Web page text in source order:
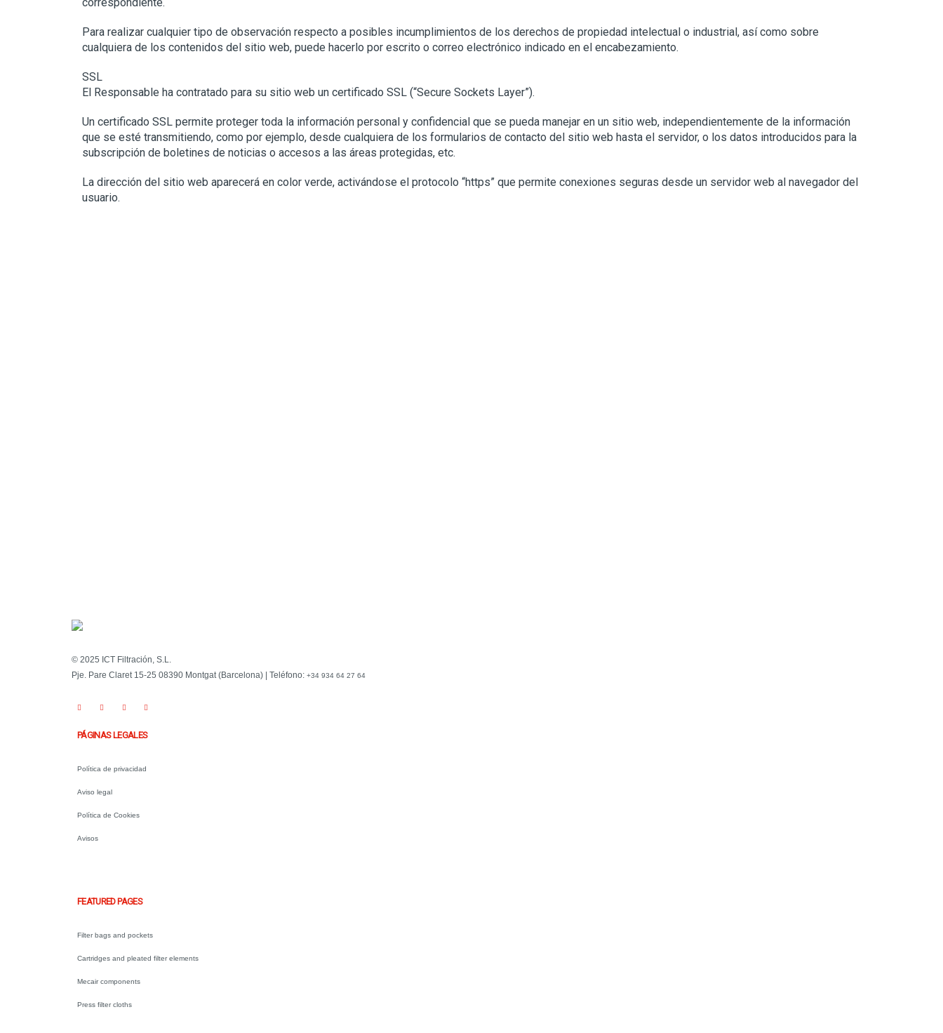
Para realizar cualquier tipo de observación respecto a posibles incumplimientos de los derechos de propiedad intelectual o industrial, así como sobre
cualquiera de los contenidos del sitio web, puede hacerlo por escrito o correo electrónico indicado en el encabezamiento.
SSL
El Responsable ha contratado para su sitio web un certificado SSL (“Secure Sockets Layer”).
Un certificado SSL permite proteger toda la información personal y confidencial que se pueda manejar en un sitio web, independientemente de la información
que se esté transmitiendo, como por ejemplo, desde cualquiera de los formularios de contacto del sitio web hasta el servidor, o los datos introducidos para la
subscripción de boletines de noticias o accesos a las áreas protegidas, etc.
La dirección del sitio web aparecerá en color verde, activándose el protocolo “https” que permite conexiones seguras desde un servidor web al navegador del
usuario.
© 2025 ICT Filtración, S.L.
Pje. Pare Claret 15-25 08390 Montgat (Barcelona) | Teléfono: +34 934 64 27 64
PÁGINAS LEGALES
Política de privacidad
Aviso legal
Política de Cookies
Avisos
FEATURED PAGES
Filter bags and pockets
Cartridges and pleated filter elements
Mecair components
Press filter cloths